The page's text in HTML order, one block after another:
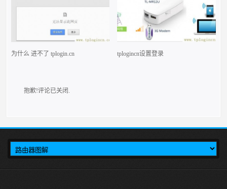
为什么 进不了 tplogin.cn tplogincn设置登录
抱歉!评论已关闭.